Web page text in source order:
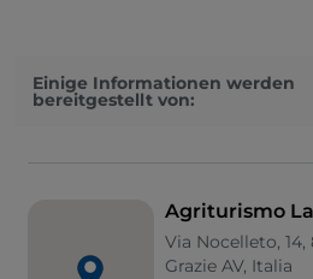
Einige Informationen werden
bereitgestellt von:
Agriturismo
Via Nocelleto,
Grazie AV, Italia